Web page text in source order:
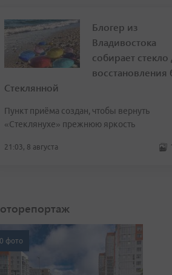
Блогер из
Владивостока
собирает стекло
восстановления
Стеклянной
Пункт приёма создан, чтобы вернуть
«Стеклянухе» прежнюю яркость
21:03, 8 августа
фото